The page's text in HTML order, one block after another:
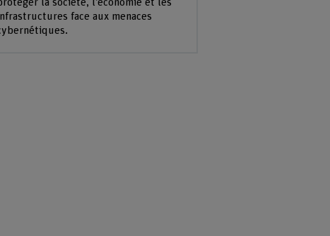
la société, l’économie et les
face aux menaces